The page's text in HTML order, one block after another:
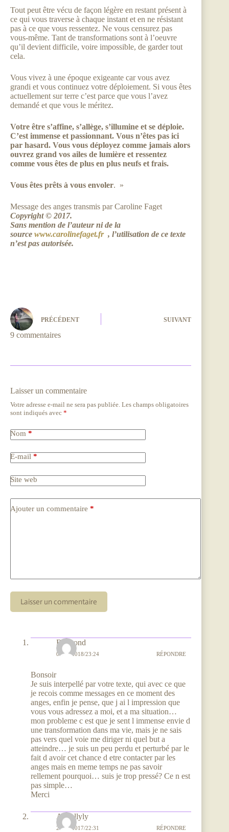
Tout peut être vécu de façon légère en restant présent à
ce qui vous traverse à chaque instant et en ne résistant
pas à ce que vous ressentez. Ne vous censurez pas
vous-même. Tant de transformations sont à l’oeuvre
qu’il devient difficile, voire impossible, de garder tout
cela.
Vous vivez à une époque exigeante car vous avez
grandi et vous continuez votre déploiement. Si vous êtes
actuellement sur terre c’est parce que vous l’avez
demandé et que vous le méritez.
Votre être s’affine, s’allège, s’illumine et se déploie.
C’est immense et passionnant. Vous n’êtes pas ici
par hasard. Vous vous déployez comme jamais alors
ouvrez grand vos ailes de lumière et ressentez
comme vous êtes de plus en plus neufs et frais.
Vous êtes prêts à vous envoler. »
Message des anges transmis par Caroline Faget
Copyright © 2017.
Sans mention de l’auteur ni de la
source www.carolinefaget.fr , l’utilisation de ce texte
n’est pas autorisée.
PRÉCÉDENT SUIVANT
9 commentaires
Laisser un commentaire
Votre adresse e-mail ne sera pas publiée. Les champs obligatoires
sont indiqués avec *
Nom *
E-mail *
Site web
Ajouter un commentaire *
Laisser un commentaire
Raimond
06/01/2018/23:24 RÉPONDRE
Bonsoir
Je suis interpellé par votre texte, qui avec ce que
je recois comme messages en ce moment des
anges, enfin je pense, que j ai l impression que
vous vous adressez a moi, et a ma situation…
mon probleme c est que je sent l immense envie d
une transformation dans ma vie, mais je ne sais
pas vers quel voie me diriger ni quel but a
atteindre… je suis un peu perdu et perturbé par le
fait d avoir cet chance d etre contacter par les
anges mais en meme temps ne pas savoir
rellement pourquoi… suis je trop pressé? Ce n est
pas simple…
Merci
Angellyly
21/08/2017/22:31 RÉPONDRE